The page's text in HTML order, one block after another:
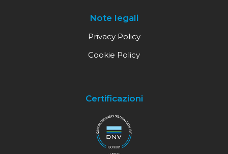
Note legali
Privacy Policy
Cookie Policy
Certificazioni